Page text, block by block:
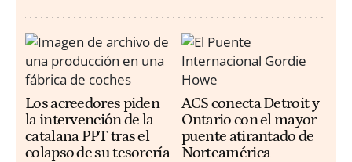
Los acreedores piden
la intervención de la
catalana PPT tras el
colapso de su tesorería
ACS conecta Detroit y
Ontario con el mayor
puente atirantado de
Norteamérica